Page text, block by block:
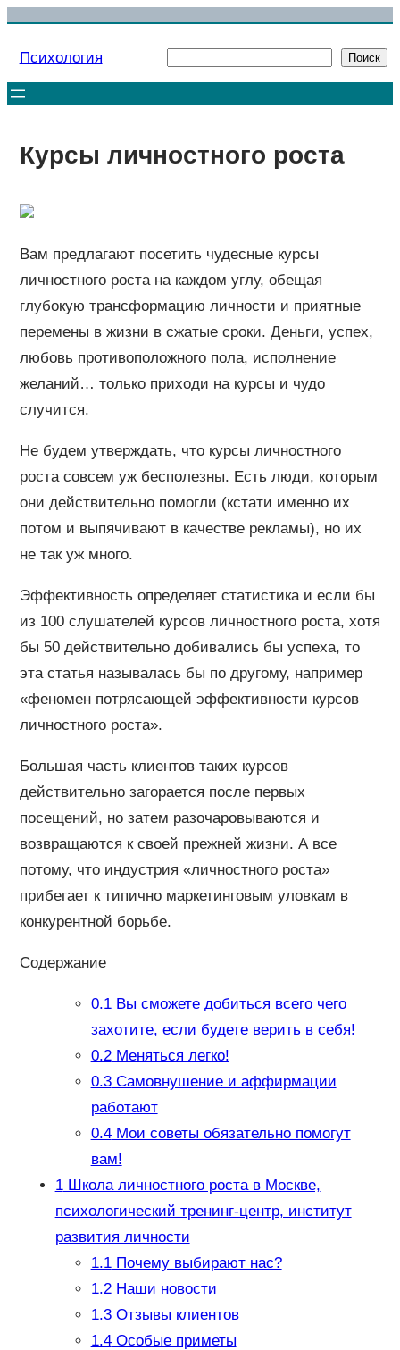
Перейти
Психология Поиск
Курсы личностного роста
Вам предлагают посетить чудесные курсы
личностного роста на каждом углу, обещая
глубокую трансформацию личности и приятные
перемены в жизни в сжатые сроки. Деньги, успех,
любовь противоположного пола, исполнение
желаний… только приходи на курсы и чудо
случится.
Не будем утверждать, что курсы личностного
роста совсем уж бесполезны. Есть люди, которым
они действительно помогли (кстати именно их
потом и выпячивают в качестве рекламы), но их
не так уж много.
Эффективность определяет статистика и если бы
из 100 слушателей курсов личностного роста, хотя
бы 50 действительно добивались бы успеха, то
эта статья называлась бы по другому, например
«феномен потрясающей эффективности курсов
личностного роста».
Большая часть клиентов таких курсов
действительно загорается после первых
посещений, но затем разочаровываются и
возвращаются к своей прежней жизни. А все
потому, что индустрия «личностного роста»
прибегает к типично маркетинговым уловкам в
конкурентной борьбе.
Содержание
0.1Вы сможете добиться всего чего
захотите, если будете верить в себя!
0.2Меняться легко!
0.3Самовнушение и аффирмации
работают
0.4Мои советы обязательно помогут
вам!
1Школа личностного роста в Москве,
психологический тренинг-центр, институт
развития личности
1.1Почему выбирают нас?
1.2Наши новости
1.3Отзывы клиентов
1.4Особые приметы